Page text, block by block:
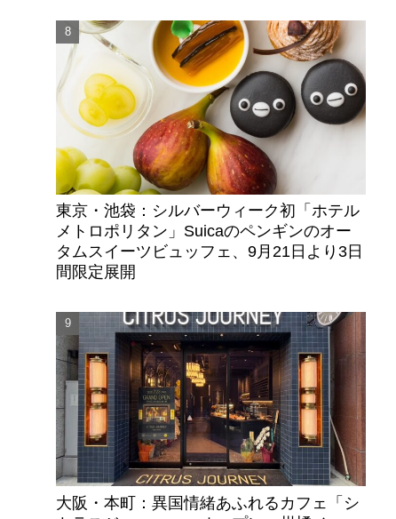
東京・池袋：シルバーウィーク初「ホテル
メトロポリタン」Suicaのペンギンのオー
タムスイーツビュッフェ、9月21日より3日
間限定展開
大阪・本町：異国情緒あふれるカフェ「シ